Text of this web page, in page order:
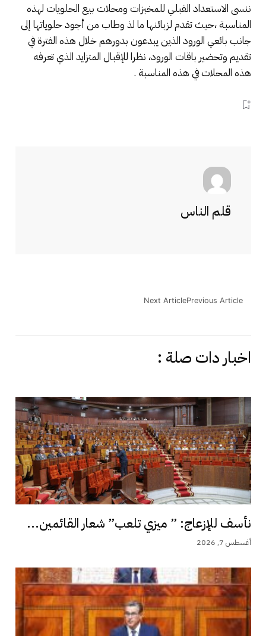
ننسى الاستعداد القبلي للمخبزات ومحلات بيع الحلويات لهذه
المناسبة ،حيث تقدم لزبائنها ما لذ وطاب من أجود حلوياتها إلى
جانب بائعي الورود الذين يبدعون بدورهم خلال هذه الفترة في
تقديم وتحضير باقات الورود، نظرا للإقبال المتزايد الذي تعرفه
هذه المحلات في هذه المناسبة .
قلم الناس
Previous Article
Next Article
اخبار دات صلة :
نأسف للإزعاج: ” ميزي تلعب” شعار القائمين...
أغسطس 7, 2026